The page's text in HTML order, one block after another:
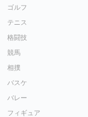
ゴルフ
テニス
格闘技
競馬
相撲
バスケ
バレー
フィギュア